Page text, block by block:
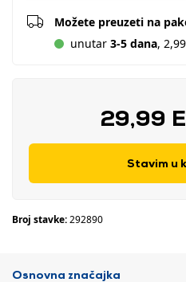
Možete preuzeti na
unutar 3-5 dana,
29,99
Stavim u
Broj stavke:292890
Osnovna značajka